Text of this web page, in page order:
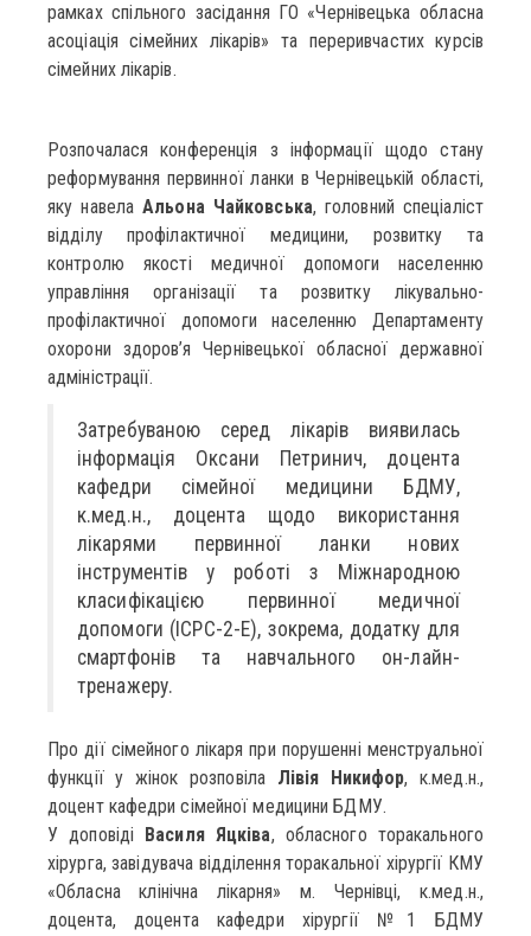
рамках спільного засідання ГО «Чернівецька обласна
асоціація сімейних лікарів» та переривчастих курсів
сімейних лікарів.
Розпочалася конференція з інформації щодо стану
реформування первинної ланки в Чернівецькій області,
яку навелаАльона Чайковська, головний спеціаліст
відділу профілактичної медицини, розвитку та
контролю якості медичної допомоги населенню
управління організації та розвитку лікувально-
профілактичної допомоги населенню Департаменту
охорони здоров’я Чернівецької обласної державної
адміністрації.
Затребуваною серед лікарів виявилась
інформація Оксани Петринич, доцента
кафедри сімейної медицини БДМУ,
к.мед.н., доцента щодо використання
лікарями первинної ланки нових
інструментів у роботі з Міжнародною
класифікацією первинної медичної
допомоги (ICPC-2-E), зокрема, додатку для
смартфонів та навчального он-лайн-
тренажеру.
Про дії сімейного лікаря при порушенні менструальної
функції у жінок розповіла Лівія Никифор, к.мед.н.,
доцент кафедри сімейної медицини БДМУ.
У доповіді Василя Яцківа, обласного торакального
хірурга, завідувача відділення торакальної хірургії КМУ
«Обласна клінічна лікарня» м. Чернівці, к.мед.н.,
доцента, доцента кафедри хірургії №1 БДМУ